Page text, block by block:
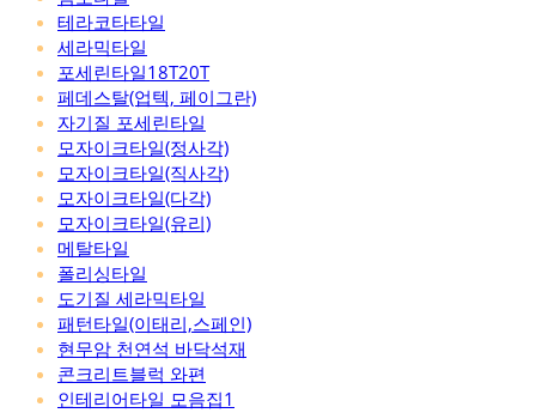
테라코타타일
세라믹타일
포세린타일18T20T
페데스탈(업텍, 페이그란)
자기질 포세린타일
모자이크타일(정사각)
모자이크타일(직사각)
모자이크타일(다각)
모자이크타일(유리)
메탈타일
폴리싱타일
도기질 세라믹타일
패턴타일(이태리,스페인)
현무암 천연석 바닥석재
콘크리트블럭 와편
인테리어타일 모음집1